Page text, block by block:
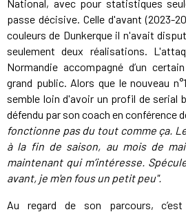
National, avec pour statistiques
passe décisive. Celle d'avant (2023-
couleurs de Dunkerque il n'avait
seulement deux réalisations.
Normandie accompagné d’un
grand public. Alors que le nouveau
semble loin d'avoir un profil de serial
défendu par son coach en conférence
fonctionne pas du tout comme ça.
à la fin de saison, au mois de
maintenant qui m’intéresse.
avant, je m'en fous un petit peu".
Au regard de son parcours,